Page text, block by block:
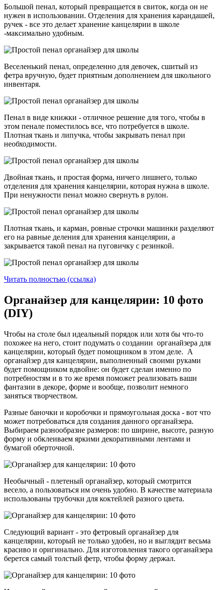
Большой пенал, который превращается в свиток, когда он не
нужен в использовании. Отделения для хранения карандашей,
ручек - все это делает хранение канцелярии в школе
-максимально удобным.
Веселенький пенал, определенно для девочек, сшитый из
фетра вручную, будет приятным дополнением для школьного
инвентаря.
Пенал в виде книжки - отличное решение для того, чтобы в
этом пенале поместилось все, что потребуется в школе.
Плотная ткань и липучка, чтобы закрывать пенал при
необходимости.
Двойная ткань, и простая форма, ничего лишнего, только
отделения для хранения канцелярии, которая нужна в школе.
При ненужности пенал можно свернуть в рулон.
Плотная ткань, и карман, ровные строчки машинки разделяют
его на равные деления для хранения канцелярии, а
закрывается такой пенал на пуговичку с резинкой.
Читать полностью (ссылка)
Органайзер для канцелярии: 10 фото
(DIY)
Чтобы на столе был идеальный порядок или хотя бы что-то
похожее на него, стоит подумать о создании органайзера для
канцелярии, который будет помощником в этом деле. А
органайзер для канцелярии, выполненный своими руками
будет помощником вдвойне: он будет сделан именно по
потребностям и в то же время поможет реализовать ваши
фантазии в декоре, форме и вообще, позволит немного
заняться творчеством.
Разные баночки и коробочки и прямоугольная доска - вот что
может потребоваться для создания данного органайзера.
Выбираем разнообразие размеров: по ширине, высоте, разную
форму и обклеиваем яркими декоративными лентами и
бумагой оберточной.
Необычный - плетеный органайзер, который смотрится
весело, а пользоваться им очень удобно. В качестве материала
использованы трубочки для коктейлей разного цвета.
Следующий вариант - это фетровый органайзер для
канцелярии, который не только удобен, но и выглядит весьма
красиво и оригинально. Для изготовления такого органайзера
берется самый толстый фетр, чтобы форму держал.